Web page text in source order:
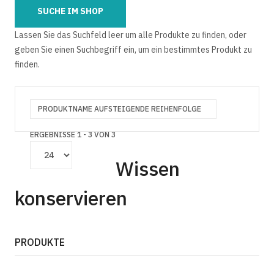
Lassen Sie das Suchfeld leer um alle Produkte zu finden, oder
geben Sie einen Suchbegriff ein, um ein bestimmtes Produkt zu
finden.
PRODUKTNAME AUFSTEIGENDE REIHENFOLGE
ERGEBNISSE 1 - 3 VON 3
Wissen
konservieren
PRODUKTE